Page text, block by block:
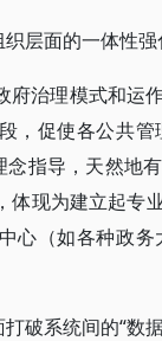
层面的一体性强
府治理模式和运
，促使各公共
指导，天然地
现为建立起专
心（如各种政
破系统间的“数